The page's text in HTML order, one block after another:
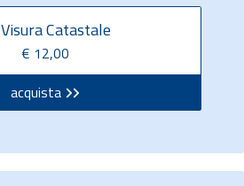
Visura Catastale
€ 12,00
acquista